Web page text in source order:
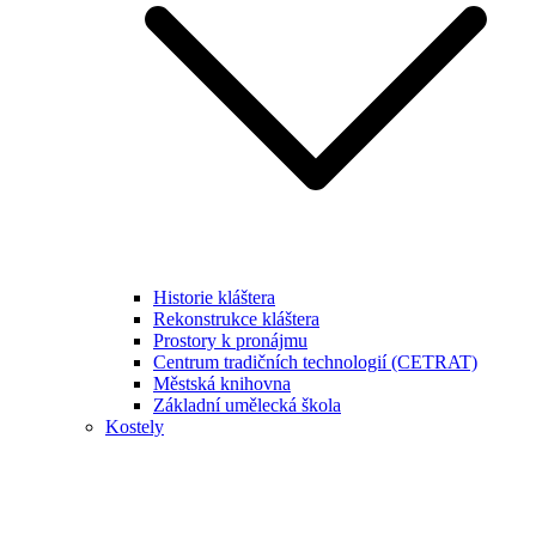
Historie kláštera
Rekonstrukce kláštera
Prostory k pronájmu
Centrum tradičních technologií (CETRAT)
Městská knihovna
Základní umělecká škola
Kostely